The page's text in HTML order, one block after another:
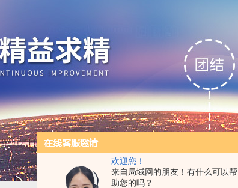
欢迎您！
来自局域网的朋友！有什么可以帮
助您的吗？